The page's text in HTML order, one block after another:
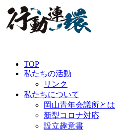
TOP
私たちの活動
リンク
私たちについて
岡山青年会議所とは
新型コロナ対応
設立趣意書